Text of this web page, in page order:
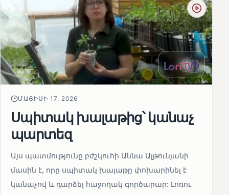
ՄԱՅԻՍԻ 17, 2026
Սպիտակ խալաթից՝ կանաչ
պարտեզ
Այս պատմությունը բժշկուհի Աննա Ալթունյանի
մասին է, որը սպիտակ խալաթը փոխարինել է
կանաչով և դարձել հաջողակ գործարար: Լոռու